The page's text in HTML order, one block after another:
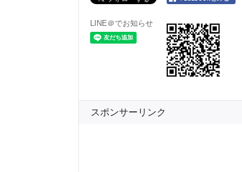
LINE＠でお知らせ
スポンサーリンク